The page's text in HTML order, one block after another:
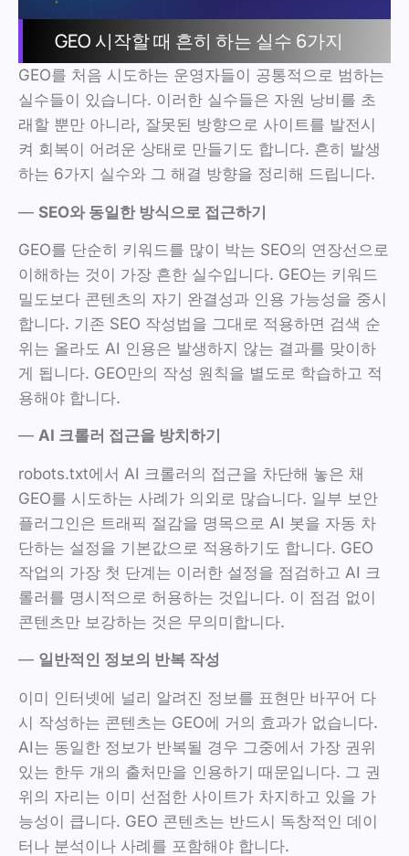
GEO 시작할 때 흔히 하는 실수 6가지
GEO를 처음 시도하는 운영자들이 공통적으로 범하는
실수들이 있습니다. 이러한 실수들은 자원 낭비를 초
래할 뿐만 아니라, 잘못된 방향으로 사이트를 발전시
켜 회복이 어려운 상태로 만들기도 합니다. 흔히 발생
하는 6가지 실수와 그 해결 방향을 정리해 드립니다.
— SEO와 동일한 방식으로 접근하기
GEO를 단순히 키워드를 많이 박는 SEO의 연장선으로
이해하는 것이 가장 흔한 실수입니다. GEO는 키워드
밀도보다 콘텐츠의 자기 완결성과 인용 가능성을 중시
합니다. 기존 SEO 작성법을 그대로 적용하면 검색 순
위는 올라도 AI 인용은 발생하지 않는 결과를 맞이하
게 됩니다. GEO만의 작성 원칙을 별도로 학습하고 적
용해야 합니다.
— AI 크롤러 접근을 방치하기
robots.txt에서 AI 크롤러의 접근을 차단해 놓은 채
GEO를 시도하는 사례가 의외로 많습니다. 일부 보안
플러그인은 트래픽 절감을 명목으로 AI 봇을 자동 차
단하는 설정을 기본값으로 적용하기도 합니다. GEO
작업의 가장 첫 단계는 이러한 설정을 점검하고 AI 크
롤러를 명시적으로 허용하는 것입니다. 이 점검 없이
콘텐츠만 보강하는 것은 무의미합니다.
— 일반적인 정보의 반복 작성
이미 인터넷에 널리 알려진 정보를 표현만 바꾸어 다
시 작성하는 콘텐츠는 GEO에 거의 효과가 없습니다.
AI는 동일한 정보가 반복될 경우 그중에서 가장 권위
있는 한두 개의 출처만을 인용하기 때문입니다. 그 권
위의 자리는 이미 선점한 사이트가 차지하고 있을 가
능성이 큽니다. GEO 콘텐츠는 반드시 독창적인 데이
터나 분석이나 사례를 포함해야 합니다.